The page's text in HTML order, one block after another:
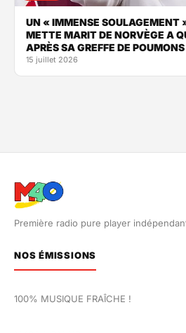
UN « IMMENSE SOULAGEMENT
METTE MARIT DE NORVÈGE A
APRÈS SA GREFFE DE POUMONS
15 juillet 2026
Première radio pure player
NOS ÉMISSIONS
100% MUSIQUE FRAÎCHE !